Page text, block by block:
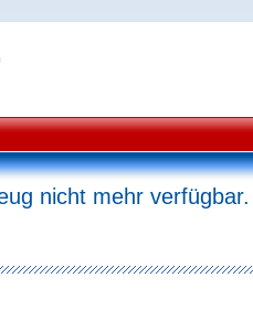
nicht mehr verfügbar.